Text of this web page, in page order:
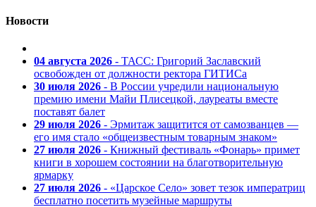
Новости
04 августа 2026 - ТАСС: Григорий Заславский
освобожден от должности ректора ГИТИСа
30 июля 2026 - В России учредили национальную
премию имени Майи Плисецкой, лауреаты вместе
поставят балет
29 июля 2026 - Эрмитаж защитится от самозванцев —
его имя стало «общеизвестным товарным знаком»
27 июля 2026 - Книжный фестиваль «Фонарь» примет
книги в хорошем состоянии на благотворительную
ярмарку
27 июля 2026 - «Царское Село» зовет тезок императриц
бесплатно посетить музейные маршруты